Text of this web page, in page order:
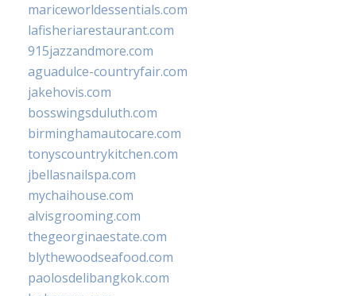
mariceworldessentials.com
lafisheriarestaurant.com
915jazzandmore.com
aguadulce-countryfair.com
jakehovis.com
bosswingsduluth.com
birminghamautocare.com
tonyscountrykitchen.com
jbellasnailspa.com
mychaihouse.com
alvisgrooming.com
thegeorginaestate.com
blythewoodseafood.com
paolosdelibangkok.com